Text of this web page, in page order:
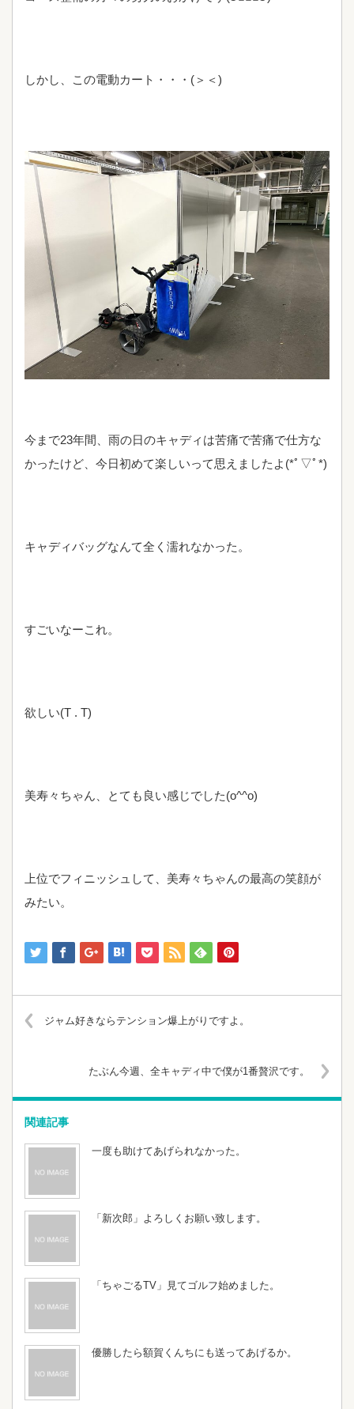
しかし、この電動カート・・・(＞＜)
今まで23年間、雨の日のキャディは苦痛で苦痛で仕方な
かったけど、今日初めて楽しいって思えましたよ(*ﾟ▽ﾟ*)
キャディバッグなんて全く濡れなかった。
すごいなーこれ。
欲しい(T . T)
美寿々ちゃん、とても良い感じでした(o^^o)
上位でフィニッシュして、美寿々ちゃんの最高の笑顔が
みたい。
ジャム好きならテンション爆上がりですよ。
たぶん今週、全キャディ中で僕が1番贅沢です。
関連記事
一度も助けてあげられなかった。
「新次郎」よろしくお願い致します。
「ちゃごるTV」見てゴルフ始めました。
優勝したら額賀くんちにも送ってあげるか。